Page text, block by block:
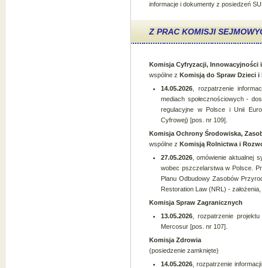
informacje i dokumenty z posiedzeń
Z PRAC KOMISJI
Komisja Cyfryzacji, Innowacyjności
wspólne z Komisją do Spraw Dzieci i
14.05.2026 , rozpatrzenie
mediach społecznościowych -
regulacyjne w Polsce i Unii
Cyfrowej) [pos. nr 109].
Komisja Ochrony Środowiska,
wspólne z Komisją Rolnictwa i
27.05.2026 , omówienie aktualnej
wobec pszczelarstwa w Polsce.
Planu Odbudowy Zasobów
Restoration Law (NRL) -
Komisja Spraw Zagranicznych
13.05.2026 , rozpatrzenie
Mercosur [pos. nr 107].
Komisja Zdrowia
(posiedzenie zamknięte)
14.05.2026 , rozpatrzenie